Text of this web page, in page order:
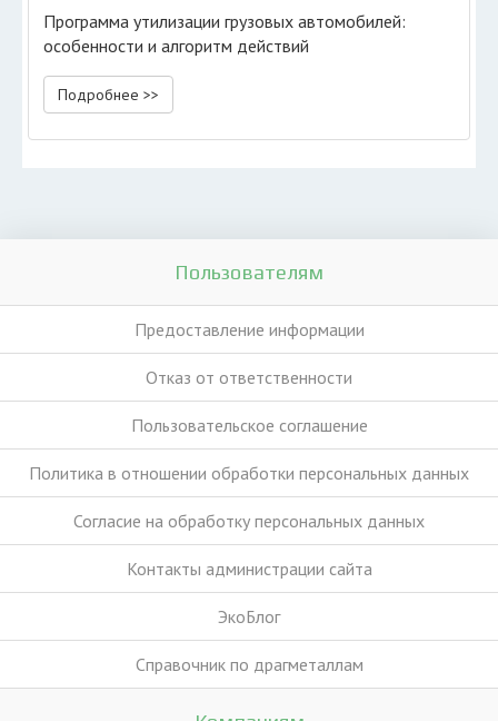
Программа утилизации грузовых автомобилей:
особенности и алгоритм действий
Подробнее >>
Пользователям
Предоставление информации
Отказ от ответственности
Пользовательское соглашение
Политика в отношении обработки персональных данных
Согласие на обработку персональных данных
Контакты администрации сайта
ЭкоБлог
Справочник по драгметаллам